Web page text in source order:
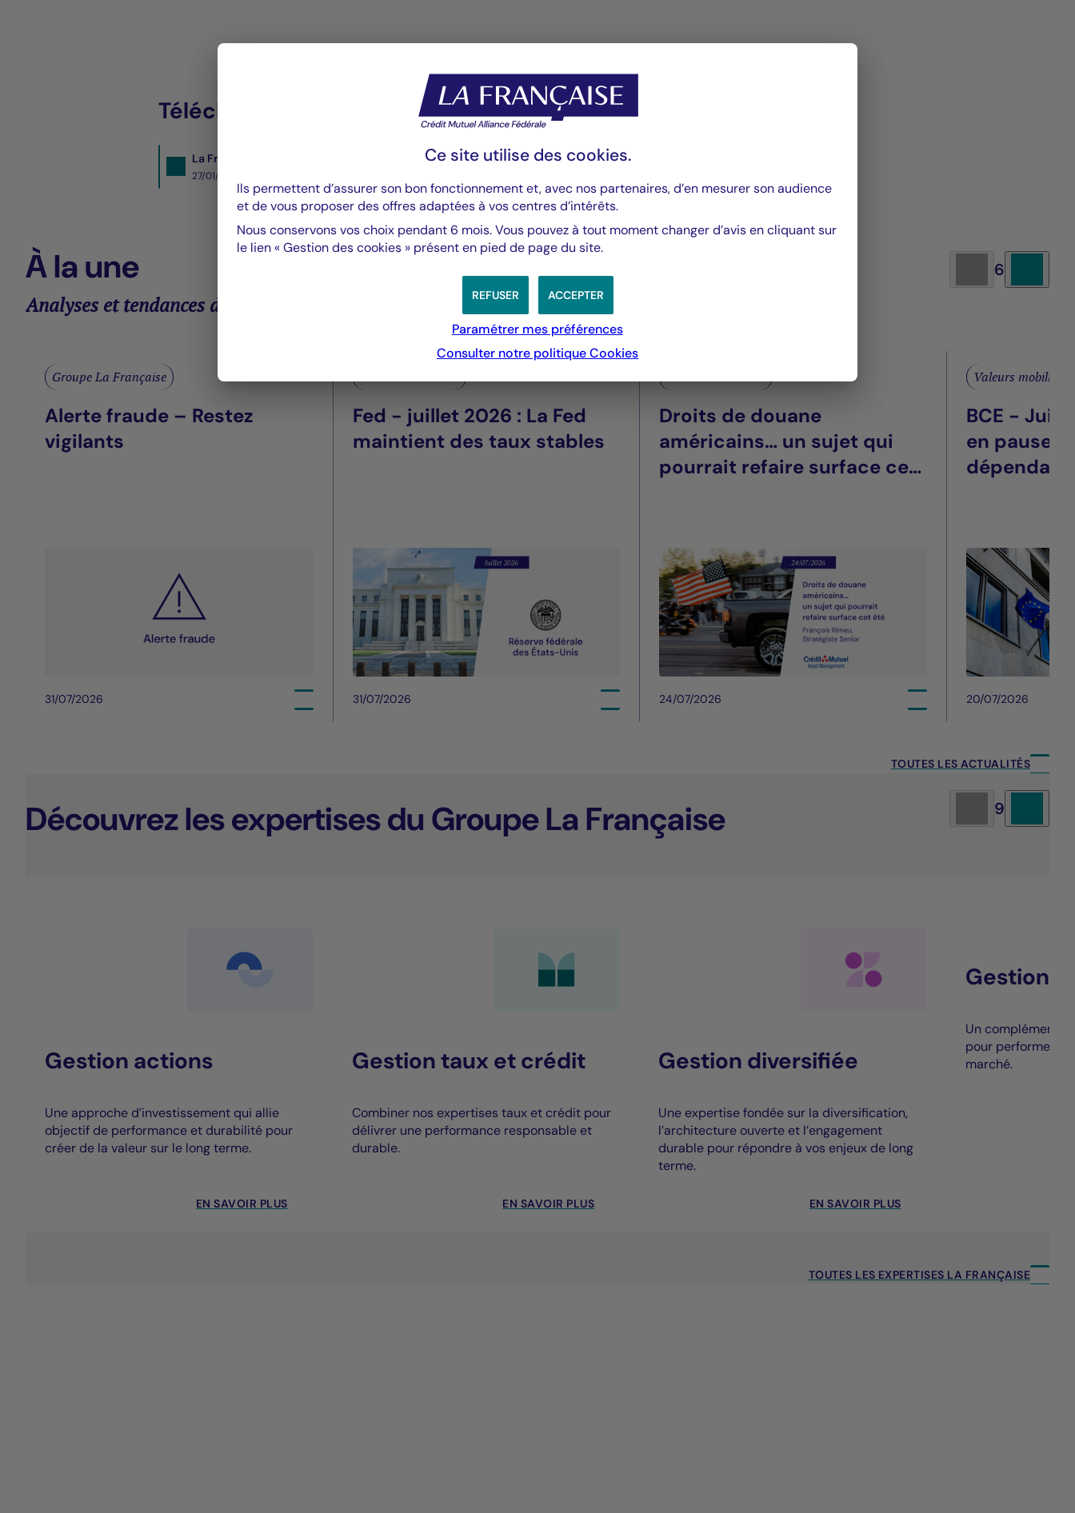
Télécharger le PDF :
La Française Real Estate Managers acquiert un quatrième actif à Amsterdam
27/01/2022- PDF
À la une
Analyses et tendances des marchés
6
Groupe La Française
Alerte fraude – Restez
vigilants
31/07/2026
Fed - juillet 2026 : La Fed
maintient des taux stables
31/07/2026
Droits de douane
américains… un sujet qui
pourrait refaire surface cet
24/07/2026
Valeurs mobilières
BCE -
en pause,
20/07/2026
TOUTES LES ACTUALITÉS
Découvrez les expertises du Groupe La Française 9
Gestion actions
Une approche d’investissement qui allie
objectif de performance et durabilité pour
créer de la valeur sur le long terme.
EN SAVOIR PLUS
Gestion taux et crédit
Combiner nos expertises taux et crédit pour
délivrer une performance responsable et
durable.
EN SAVOIR PLUS
Gestion diversifiée
Une expertise fondée sur la diversification,
l’architecture ouverte et l’engagement
durable pour répondre à vos enjeux de long
terme.
EN SAVOIR PLUS
Gestion
Un complément
pour performer
marché.
TOUTES LES EXPERTISES LA FRANÇAISE
Ce site utilise des cookies.
Ils permettent d’assurer son bon fonctionnement et, avec nos partenaires, d’en mesurer son audience
et de vous proposer des offres adaptées à vos centres d’intérêts.
Nous conservons vos choix pendant 6 mois. Vous pouvez à tout moment changer d’avis en cliquant sur
le lien « Gestion des cookies » présent en pied de page du site.
ACCEPTER
REFUSER
Paramétrer mes préférences
Consulter notre politiqueCookies